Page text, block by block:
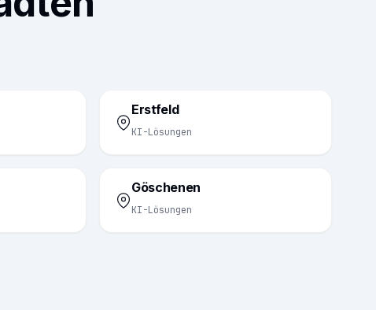
Erstfeld
KI-Lösungen
Göschenen
KI-Lösungen